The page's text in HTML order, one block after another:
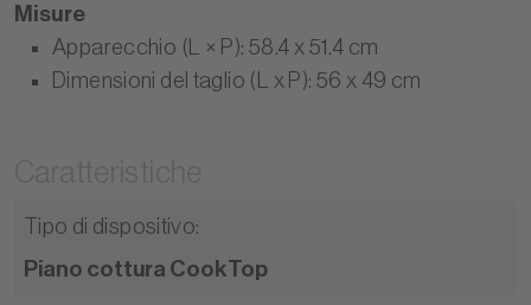
Misure
Apparecchio (L × P): 58.4 x 51.4 cm
Dimensioni del taglio (L x P): 56 x 49 cm
Tipo di dispositivo:
Piano cottura CookTop